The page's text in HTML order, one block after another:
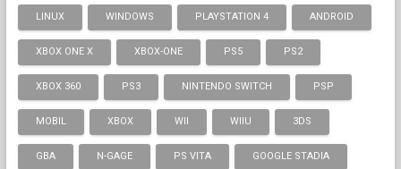
LINUX WINDOWS PLAYSTATION 4 ANDROID
XBOX ONE X XBOX-ONE PS5 PS2
XBOX 360 PS3 NINTENDO SWITCH PSP
MOBIL XBOX WII WIIU 3DS
GBA N-GAGE PS VITA GOOGLE STADIA